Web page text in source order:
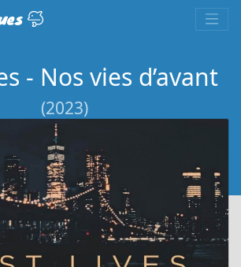
- Nos vies d’avant
(2023)